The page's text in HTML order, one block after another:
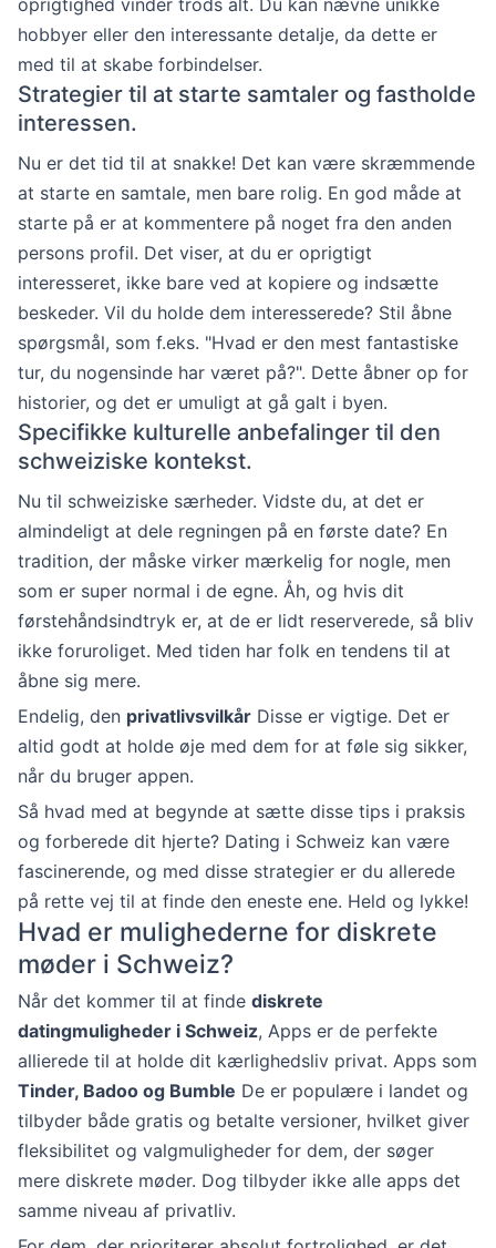
oprigtighed vinder trods alt. Du kan nævne unikke
hobbyer eller den interessante detalje, da dette er
med til at skabe forbindelser.
Strategier til at starte samtaler og fastholde
interessen.
Nu er det tid til at snakke! Det kan være skræmmende
at starte en samtale, men bare rolig. En god måde at
starte på er at kommentere på noget fra den anden
persons profil. Det viser, at du er oprigtigt
interesseret, ikke bare ved at kopiere og indsætte
beskeder. Vil du holde dem interesserede? Stil åbne
spørgsmål, som f.eks. "Hvad er den mest fantastiske
tur, du nogensinde har været på?". Dette åbner op for
historier, og det er umuligt at gå galt i byen.
Specifikke kulturelle anbefalinger til den
schweiziske kontekst.
Nu til schweiziske særheder. Vidste du, at det er
almindeligt at dele regningen på en første date? En
tradition, der måske virker mærkelig for nogle, men
som er super normal i de egne. Åh, og hvis dit
førstehåndsindtryk er, at de er lidt reserverede, så bliv
ikke foruroliget. Med tiden har folk en tendens til at
åbne sig mere.
Endelig, den privatlivsvilkår Disse er vigtige. Det er
altid godt at holde øje med dem for at føle sig sikker,
når du bruger appen.
Så hvad med at begynde at sætte disse tips i praksis
og forberede dit hjerte? Dating i Schweiz kan være
fascinerende, og med disse strategier er du allerede
på rette vej til at finde den eneste ene. Held og lykke!
Hvad er mulighederne for diskrete
møder i Schweiz?
Når det kommer til at finde diskrete
datingmuligheder i Schweiz, Apps er de perfekte
allierede til at holde dit kærlighedsliv privat. Apps som
Tinder, Badoo og Bumble De er populære i landet og
tilbyder både gratis og betalte versioner, hvilket giver
fleksibilitet og valgmuligheder for dem, der søger
mere diskrete møder. Dog tilbyder ikke alle apps det
samme niveau af privatliv.